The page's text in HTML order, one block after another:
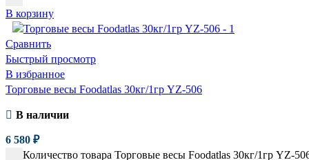
В корзину
Сравнить
Быстрый просмотр
В избранное
Торговые весы Foodatlas 30кг/1гр YZ-506
В наличии
6 580 ₽
Количество товара Торговые весы Foodatlas 30кг/1гр YZ-